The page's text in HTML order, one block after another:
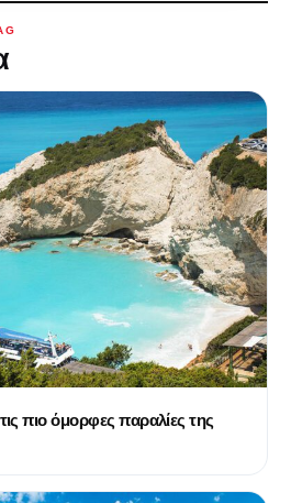
πιο όμορφες παραλίες της